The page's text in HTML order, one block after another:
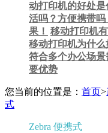
动打印机的好处是什
活吗？方便携带吗
果！ 移动打印机有
移动打印机为什么如
符合多个办公场景需求
要优势
您当前的位置是： 首页>
式
Zebra 便携式